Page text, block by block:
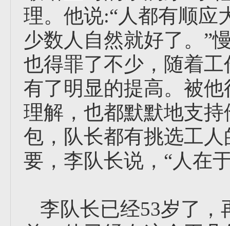
理。他说:“人都有顺应
少数人自然就好了。”
也得罪了不少，随着
有了明显的提高。被
理解，也都默默地支
包，队长都有挑选工
要，李队长说，“人在
李队长已经53岁了